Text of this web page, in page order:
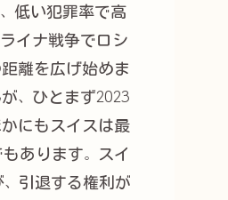
低い犯罪率で高
イナ戦争でロシ
離を広げ始めま
、ひとまず2023
にもスイスは最
あります。スイ
引退する権利が